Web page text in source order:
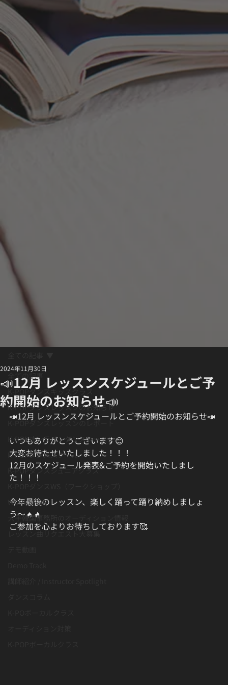
全ての記事
K-POPダンスキッズクラス
K-POPダンスレッスンのお知らせ
K-POPダンスレッスンのレポート
K-POPオンラインダンスレッスン
K-POPダンススクール
K-POPダンスジュニアクラス
WORKSHOP
大手韓国事務所のオーディション情報
レッスン曲リクエスト大募集
📣12月 レッスンスケジュールとご予
約開始のお知らせ📣
2024年11月30日
📣12月 レッスンスケジュールとご予約開始のお知らせ📣
いつもありがとうございます😊
大変お待たせいたしました！！！
12月のスケジュール発表&ご予約を開始いたしまし
た！！！
今年最後のレッスン、楽しく踊って踊り納めしましょ
う〜🔥🔥
ご参加を心よりお待ちしております🥰